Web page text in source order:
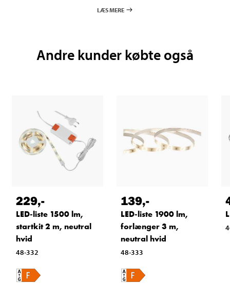
LÆS MERE
Andre kunder købte også
229,-
LED-liste 1500 lm,
startkit 2 m, neutral
hvid
48-332
139,-
LED-liste 1900 lm,
forlænger 3 m,
neutral hvid
48-333